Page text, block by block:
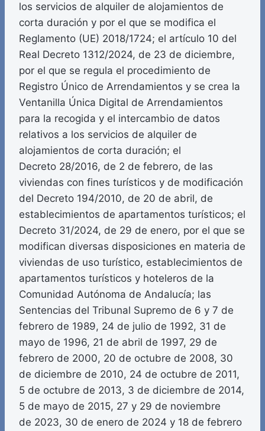
los servicios de alquiler de alojamientos de
corta duración y por el que se modifica el
Reglamento (UE) 2018/1724; el artículo 10 del
Real Decreto 1312/2024, de 23 de diciembre,
por el que se regula el procedimiento de
Registro Único de Arrendamientos y se crea la
Ventanilla Única Digital de Arrendamientos
para la recogida y el intercambio de datos
relativos a los servicios de alquiler de
alojamientos de corta duración; el
Decreto 28/2016, de 2 de febrero, de las
viviendas con fines turísticos y de modificación
del Decreto 194/2010, de 20 de abril, de
establecimientos de apartamentos turísticos; el
Decreto 31/2024, de 29 de enero, por el que se
modifican diversas disposiciones en materia de
viviendas de uso turístico, establecimientos de
apartamentos turísticos y hoteleros de la
Comunidad Autónoma de Andalucía; las
Sentencias del Tribunal Supremo de 6 y 7 de
febrero de 1989, 24 de julio de 1992, 31 de
mayo de 1996, 21 de abril de 1997, 29 de
febrero de 2000, 20 de octubre de 2008, 30
de diciembre de 2010, 24 de octubre de 2011,
5 de octubre de 2013, 3 de diciembre de 2014,
5 de mayo de 2015, 27 y 29 de noviembre
de 2023, 30 de enero de 2024 y 18 de febrero